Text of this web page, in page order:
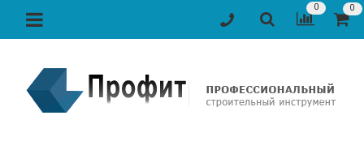
0 0